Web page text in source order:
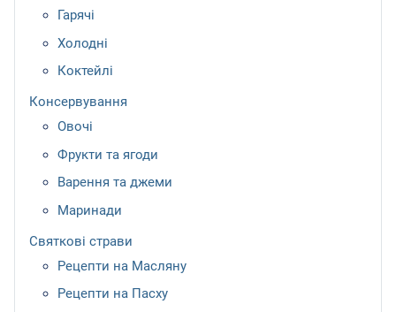
Гарячі
Холодні
Коктейлі
Консервування
Овочі
Фрукти та ягоди
Варення та джеми
Маринади
Святкові страви
Рецепти на Масляну
Рецепти на Пасху